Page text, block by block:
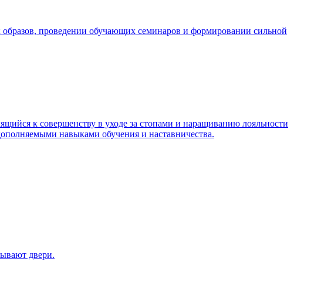
проведении обучающих семинаров и формировании сильной
к совершенству в уходе за стопами и наращиванию лояльности
навыками обучения и наставничества.
двери.